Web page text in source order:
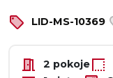
LID-MS-10369
2 pokoje